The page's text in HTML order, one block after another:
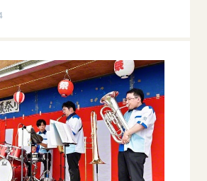
教学入門）
連帯を拡大
ダー平等」を促進
（SDGs）」の取り組み
史